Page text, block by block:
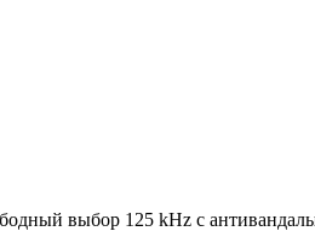
выбор 125 kHz с